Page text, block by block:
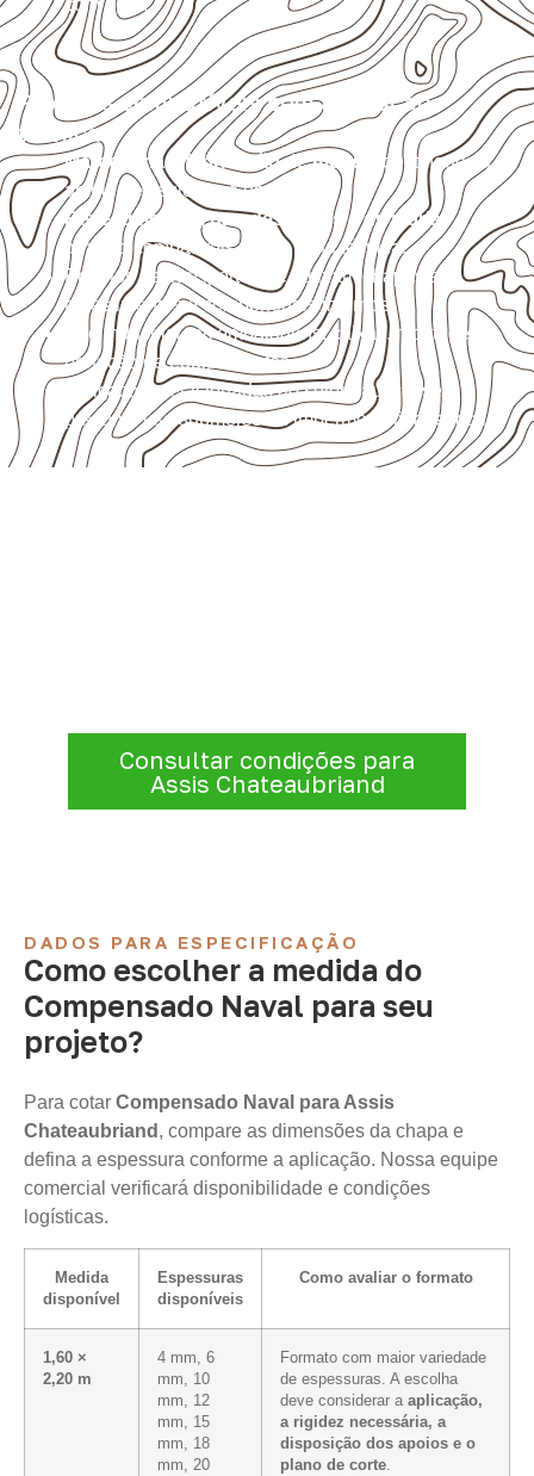
com água.
Projetos compatíveis com avaliação
técnica
Marcenaria e fabricação de móveis
destinados a
ambientes sujeitos à umidade.
Revestimentos, paredes, pisos e divisórias,
quando compatíveis com a ficha técnica.
Projetos de transporte que utilizam chapas em
revestimentos e componentes internos.
Uso industrial em embalagens, caixas, montagem e
proteção de equipamentos.
Aplicações relacionadas ao setor náutico, sem
presumir uso submerso ou impermeabilidade total.
Consultar condições para
Assis Chateaubriand
DADOS PARA ESPECIFICAÇÃO
Como escolher a medida do
Compensado Naval para seu
projeto?
Para cotar Compensado Naval para Assis
Chateaubriand , compare as dimensões da chapa e
defina a espessura conforme a aplicação. Nossa equipe
comercial verificará disponibilidade e condições
logísticas.
Medida
disponível
Espessuras
disponíveis
Como avaliar o formato
1,60 ×
2,20 m
4 mm, 6
mm, 10
mm, 12
mm, 15
mm, 18
mm, 20
Formato com maior variedade
de espessuras. A escolha
deve considerar a aplicação,
a rigidez necessária, a
disposição dos apoios e o
plano de corte.